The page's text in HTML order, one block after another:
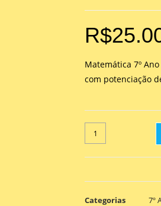
R$
Matemática 7º
com potenciação
Categorias 7º